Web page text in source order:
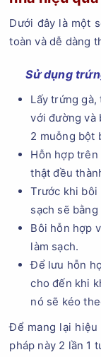
Dưới đây là một
toàn và dễ dàng
Sử dụng
Lấy trứng
với đường và
2 muỗng bột
Hỗn hợp
thật đều
Trước khi bôi
sạch sẽ bằng
Bôi hỗn hợp
làm sạch.
Để lưu hỗn
cho đến khi
nó sẽ kéo
Để mang lại hiệu
pháp này 2 lần 1